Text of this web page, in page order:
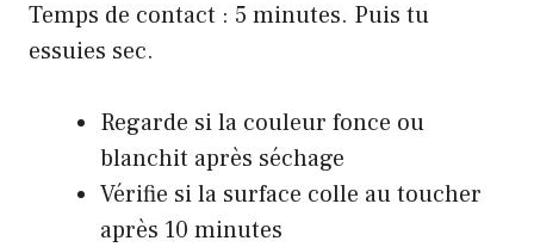
Temps de contact : 5 minutes. Puis tu
essuies sec.
Regarde si la couleur fonce ou
blanchit après séchage
Vérifie si la surface colle au toucher
après 10 minutes